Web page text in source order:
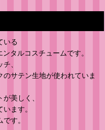
いる
タルコスチュームです。
、
サテン生地が使われていま
美しく、
ます。
す。